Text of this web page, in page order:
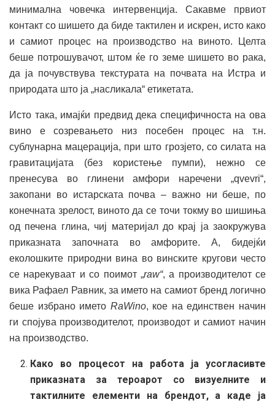
минимална човечка интервенција. Сакавме првиот
контакт со шишето да биде тактилен и искрен, исто како
и самиот процес на производство на виното. Целта
беше потрошувачот, штом ќе го земе шишето во рака,
да ја почувствува текстурата на почвата на Истра и
природата што ја „насликала“ етикетата.
Исто така, имајќи предвид дека специфичноста на ова
вино е созревањето низ посебен процес на т.н.
сублунарна мацерација, при што грозјето, со силата на
гравитацијата (без користење пумпи), нежно се
пренесува во глинени амфори наречени „qvevri“,
закопани во истарската почва – важно ни беше, по
конечната зрелост, виното да се точи токму во шишиња
од печена глина, чиј материјал до крај ја заокружува
приказната започната во амфорите. А, бидејќи
еколошките природни вина во винските кругови често
се нарекуваат и со поимот „raw“, а производителот се
вика Рафаел Равник, за името на самиот бренд логично
беше избрано името RaWino, кое на единствен начин
ги спојува производителот, производот и самиот начин
на производство.
Како во процесот на работа ја усогласивте
приказната за тероарот со визуелните и
тактилните елементи на брендот, а каде ја